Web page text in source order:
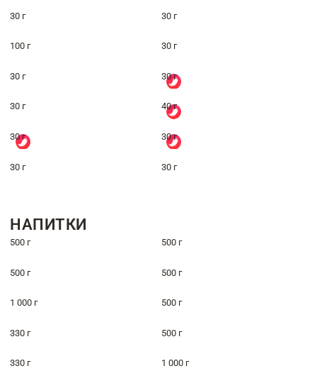
30 г 30 г
100 г 30 г
30 г 30 г
30 г 40 г
30 г 30 г
30 г 30 г
НАПИТКИ
500 г 500 г
500 г 500 г
1 000 г 500 г
330 г 500 г
330 г 1 000 г